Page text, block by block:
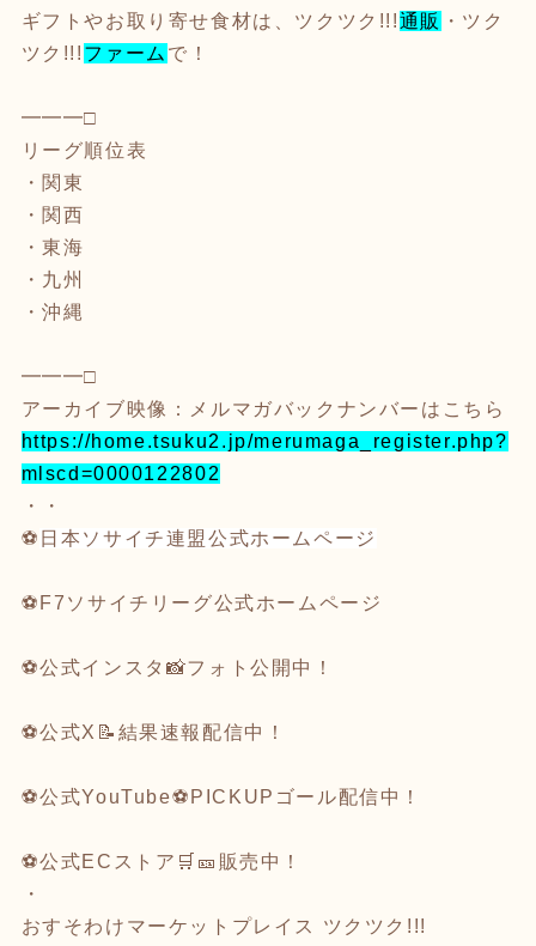
ギフトやお取り寄せ食材は、ツクツク!!!通販
・ツク
ツク!!! ファーム で ！
━━━□
リーグ順位表
・ 関東
・ 関西
・東海
・ 九州
・沖縄
━━━□
アーカイブ映像：メルマガバックナンバーはこちら
https://home.tsuku2.jp/merumaga_register.php?
mlscd=0000122802
・・
⚽️ 日本ソサイチ連盟公式ホームページ
⚽ F7ソサイチリーグ公式ホームページ
⚽公式インスタ 📸フォト公開中！
⚽公式X 📝結果速報配信中！
⚽公式YouTube⚽️PICKUPゴール配信中！
⚽公式ECストア 🛒🎫販売中！
・
おすそわけマーケットプレイス ツクツク!!!